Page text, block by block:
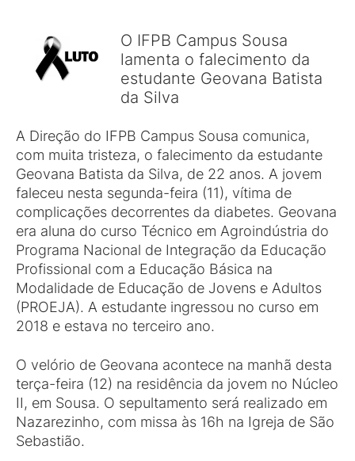
O IFPB Campus Sousa
lamenta o falecimento da
estudante Geovana Batista
da Silva
A Direção do IFPB Campus Sousa comunica,
com muita tristeza, o falecimento da estudante
Geovana Batista da Silva, de 22 anos. A jovem
faleceu nesta segunda-feira (11), vítima de
complicações decorrentes da diabetes. Geovana
era aluna do curso Técnico em Agroindústria do
Programa Nacional de Integração da Educação
Profissional com a Educação Básica na
Modalidade de Educação de Jovens e Adultos
(PROEJA). A estudante ingressou no curso em
2018 e estava no terceiro ano.
O velório de Geovana acontece na manhã desta
terça-feira (12) na residência da jovem no Núcleo
II, em Sousa. O sepultamento será realizado em
Nazarezinho, com missa às 16h na Igreja de São
Sebastião.